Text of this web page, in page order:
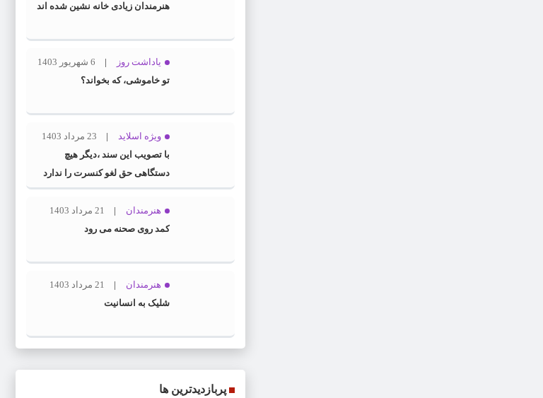
هنرمندان زیادی خانه نشین شده اند
یاداشت روز
6 شهریور 1403
تو خاموشی، که بخواند؟
ویژه اسلاید
23 مرداد 1403
با تصویب این سند ،دیگر هیچ
دستگاهی حق لغو کنسرت را ندارد
هنرمندان
21 مرداد 1403
کمد روی صحنه می رود
هنرمندان
21 مرداد 1403
شلیک به انسانیت
پربازدیدترین ها